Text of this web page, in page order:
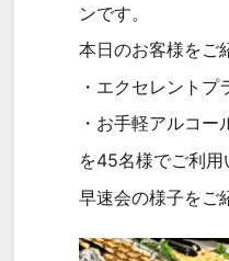
ンです。
本日のお客様をご
・エクセレントプ
・お手軽アルコー
を45名様でご利用
早速会の様子をご